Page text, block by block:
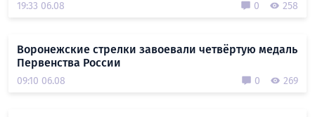
19:33 06.08 0 258
Воронежские стрелки завоевали четвёртую медаль
Первенства России
09:10 06.08 0 269